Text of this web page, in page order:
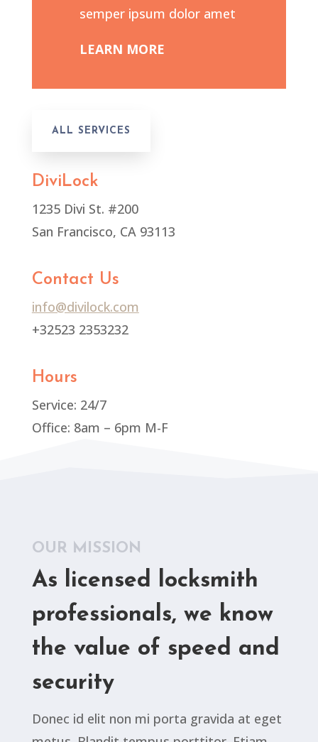
semper ipsum dolor amet
LEARN MORE
ALL SERVICES
DiviLock
1235 Divi St. #200
San Francisco, CA 93113
Contact Us
info@divilock.com
+32523 2353232
Hours
Service: 24/7
Office: 8am – 6pm M-F
OUR MISSION
As licensed locksmith
professionals, we know
the value of speed and
security
Donec id elit non mi porta gravida at eget